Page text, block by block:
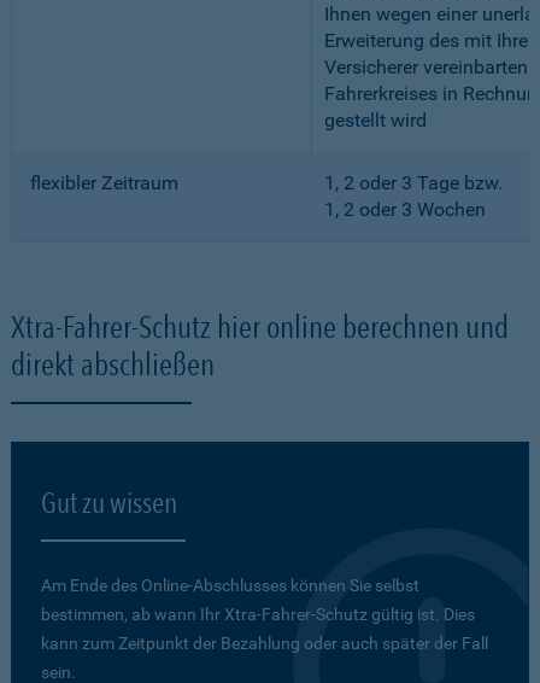
Ihnen wegen einer
Erweiterung des mit
Versicherer vereinbarten
Fahrerkreises in
gestellt wird
flexibler Zeitraum
1, 2 oder 3 Tage bzw.
1, 2 oder 3 Wochen
Xtra-Fahrer-Schutz hier online berechnen und
direkt abschließen
Gut zu wissen
Am Ende des Online-Abschlusses können Sie selbst
bestimmen, ab wann Ihr Xtra-Fahrer-Schutz gültig ist. Dies
kann zum Zeitpunkt der Bezahlung oder auch später der Fall
sein.